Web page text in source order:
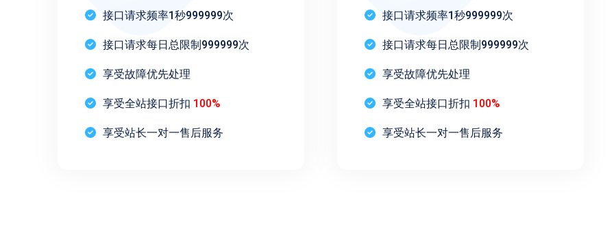
接口请求频率1秒999999次
接口请求每日总限制999999次
享受故障优先处理
享受全站接口折扣 100%
享受站长一对一售后服务
接口请求频率1秒999999次
接口请求每日总限制999999次
享受故障优先处理
享受全站接口折扣 100%
享受站长一对一售后服务